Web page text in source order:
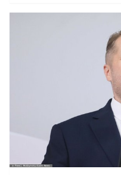
różnorodne
dostosowania
naukowej do zmienionej
inauguracyjnym liście
oficjalnie rozpoczął się
Studenci wracają na
odbywać będzie się w
zalecenia przekazał
uroczystość
Głównej Gospodarstwa
nami kolejny rok, w
wskazuje – będziemy
COVID-19 - napisał w